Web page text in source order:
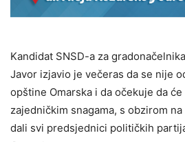
Kandidat SNSD-a za
Javor izjavio je večeras da se nije
opštine Omarska i da očekuje da
zajedničkim snagama, s obzirom
dali svi predsjednici političkih